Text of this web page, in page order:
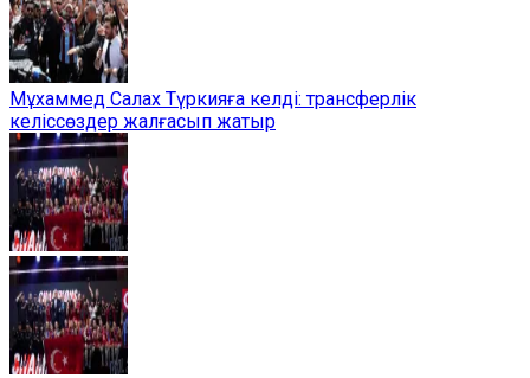
Мұхаммед Салах Түркияға келді: трансферлік
келіссөздер жалғасып жатыр